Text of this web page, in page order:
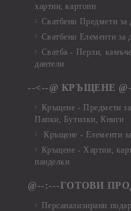
хартии, картони
Сватбени Предмети за
Сватбени Елементи за
Сватба - Перли,
дантели
--<--@ КРЪЩЕНЕ
Кръщене - Предмети
Папки, Бутилки, Книги
Кръщене - Елементи
Кръщене - Хартии,
панделки
@--:---ГОТОВИ
Персанализирани